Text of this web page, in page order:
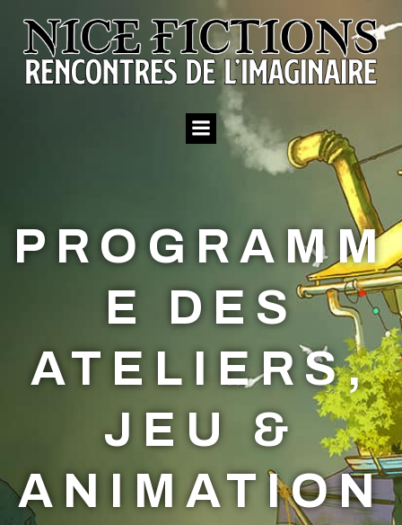
Aller
au
contenu
PROGRAMM
E DES
ATELIERS,
JEU &
ANIMATION